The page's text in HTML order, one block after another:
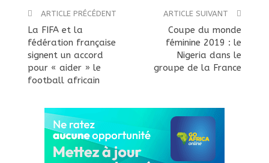
ARTICLE PRÉCÉDENT
La FIFA et la
fédération française
signent un accord
pour « aider » le
football africain
ARTICLE SUIVANT
Coupe du monde
féminine 2019 : le
Nigeria dans le
groupe de la France